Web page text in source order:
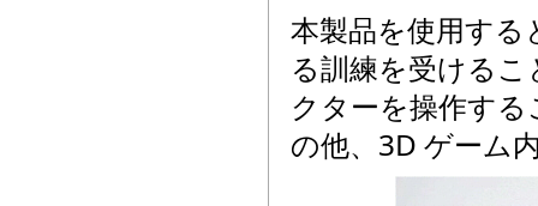
本製品を使用する
る訓練を受ける
クターを操作す
の他、3D ゲーム